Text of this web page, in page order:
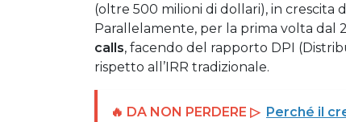
(oltre 500 milioni di dollari), in crescita
Parallelamente, per la prima volta dal
calls, facendo del rapporto DPI
rispetto all’IRR tradizionale.
🔥 DA NON PERDERE ▷ Perché il